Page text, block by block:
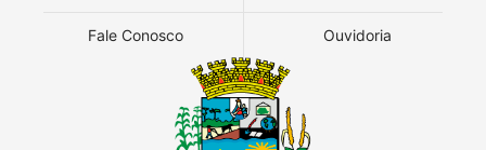
Fale Conosco Ouvidoria